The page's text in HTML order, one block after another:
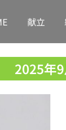
献立
2025年